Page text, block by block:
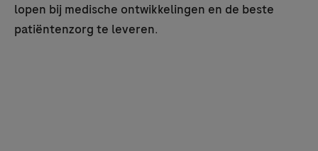
lopen bij medische ontwikkelingen en de beste
patiëntenzorg te leveren.